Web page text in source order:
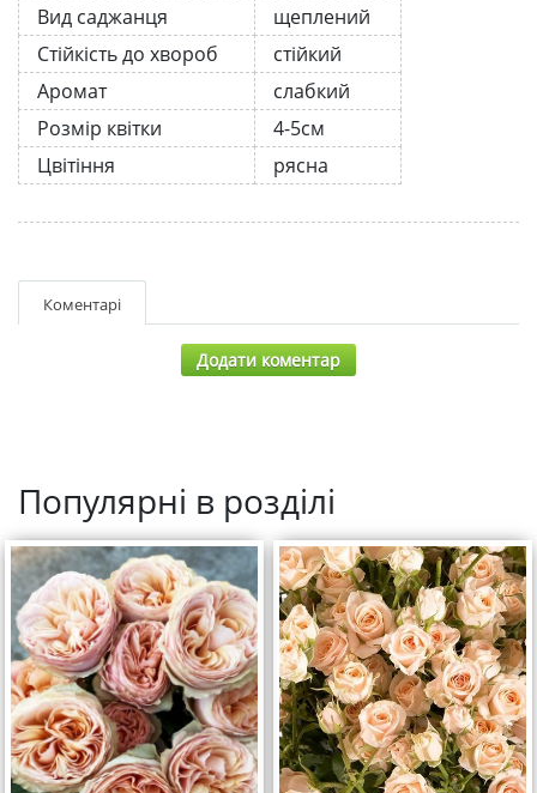
Вид саджанця
щеплений
Стійкість до хвороб
стійкий
Аромат
слабкий
Розмір квітки
4-5см
Цвітіння
рясна
Коментарі
Додати коментар
Популярні в розділі